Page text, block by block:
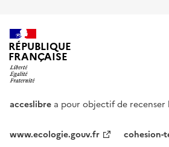
RÉPUBLIQUE
FRANÇAISE
acceslibre a pour objectif de
www.ecologie.gouv.fr cohesion-